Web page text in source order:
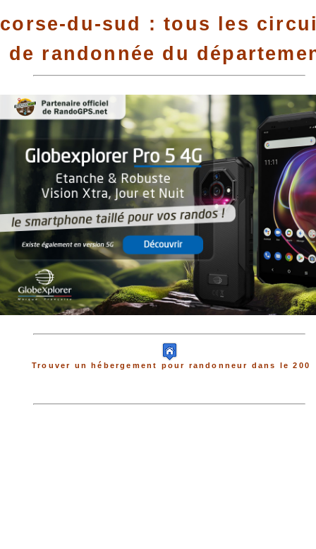
corse-du-sud : tous les
de randonnée du
Trouver un hébergement pour randonneur dans le 200